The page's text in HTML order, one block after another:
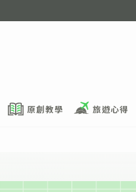
原創教學 旅遊心得